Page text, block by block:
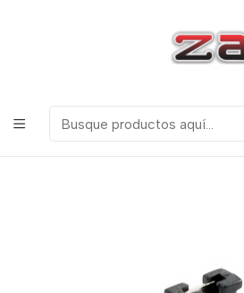
ELECTRONICOS, ROBOTICA
Conector Jumper Negro